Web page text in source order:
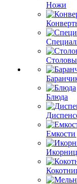
Ножи
Блюда
Емкости